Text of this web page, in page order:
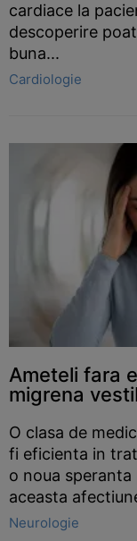
cardiace la
descoperire
buna...
Cardiologie
Ameteli fara
migrena
O clasa de
fi eficienta in
o noua
aceasta
Neurologie